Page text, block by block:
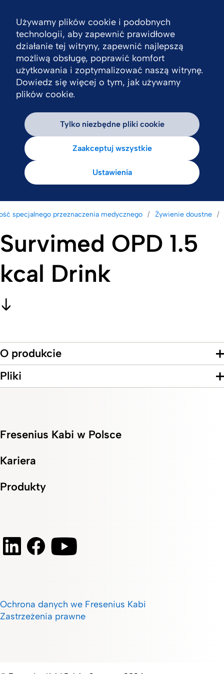
specjalnego przeznaczenia medycznego Żywienie doustne
Survimed OPD 1.5
kcal Drink
O produkcie
Pliki
Fresenius Kabi w Polsce
Kariera
Produkty
Ochrona danych we Fresenius Kabi
Zastrzeżenia prawne
Używamy plików cookie i podobnych
technologii, aby zapewnić prawidłowe
działanie tej witryny, zapewnić najlepszą
możliwą obsługę, poprawić komfort
użytkowania i zoptymalizować naszą witrynę.
Dowiedz się więcej o tym, jak używamy
plików cookie.
Tylko niezbędne pliki cookie
Zaakceptuj wszystkie
Ustawienia